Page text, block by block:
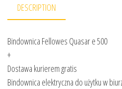
DESCRIPTION
Bindownica Fellowes Quasar e 500
+
Dostawa kurierem gratis
Bindownica elektryczna do użytku w